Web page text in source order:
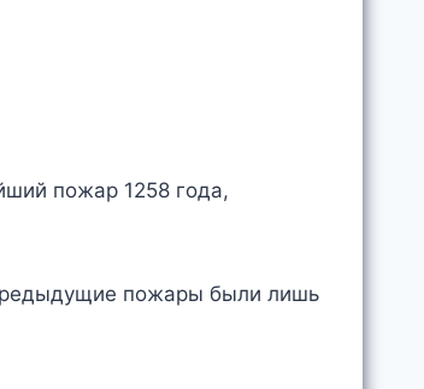
пожар 1258 года,
пожары были лишь